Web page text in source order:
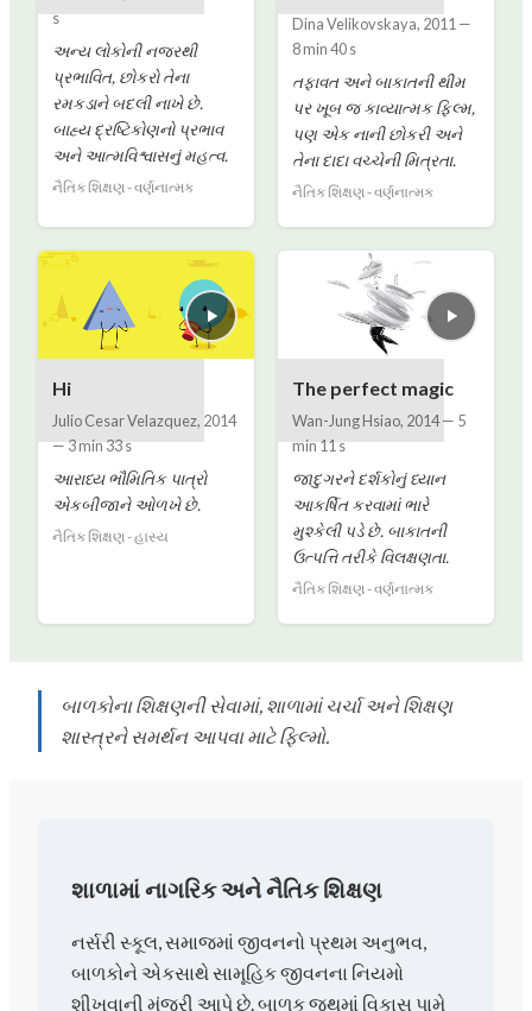
s
અન્ય લોકોની નજરથી
પ્રભાવિત, છોકરો તેના
રમકડાને બદલી નાખે છે.
બાહ્ય દ્રષ્ટિકોણનો પ્રભાવ
અને આત્મવિશ્વાસનું મહત્વ.
નૈતિક શિક્ષણ - વર્ણનાત્મક
Dina Velikovskaya, 2011 —
8 min 40 s
તફાવત અને બાકાતની થીમ
પર ખૂબ જ કાવ્યાત્મક ફિલ્મ,
પણ એક નાની છોકરી અને
તેના દાદા વચ્ચેની મિત્રતા.
નૈતિક શિક્ષણ - વર્ણનાત્મક
Hi
Julio Cesar Velazquez, 2014
—3 min 33 s
આરાધ્ય ભૌમિતિક પાત્રો
એકબીજાને ઓળખે છે.
નૈતિક શિક્ષણ - હાસ્ય
The perfect magic
Wan-Jung Hsiao, 2014— 5
min 11 s
જાદુગરને દર્શકોનું ધ્યાન
આકર્ષિત કરવામાં ભારે
મુશ્કેલી પડે છે. બાકાતની
ઉત્પત્તિ તરીકે વિલક્ષણતા.
નૈતિક શિક્ષણ - વર્ણનાત્મક
બાળકોના શિક્ષણની સેવામાં, શાળામાં ચર્ચા અને શિક્ષણ
શાસ્ત્રને સમર્થન આપવા માટે ફિલ્મો.
શાળામાં નાગરિક અને નૈતિક શિક્ષણ
નર્સરી સ્કૂલ, સમાજમાં જીવનનો પ્રથમ અનુભવ,
બાળકોને એકસાથે સામૂહિક જીવનના નિયમો
શીખવાની મંજૂરી આપે છે. બાળક જૂથમાં વિકાસ પામે